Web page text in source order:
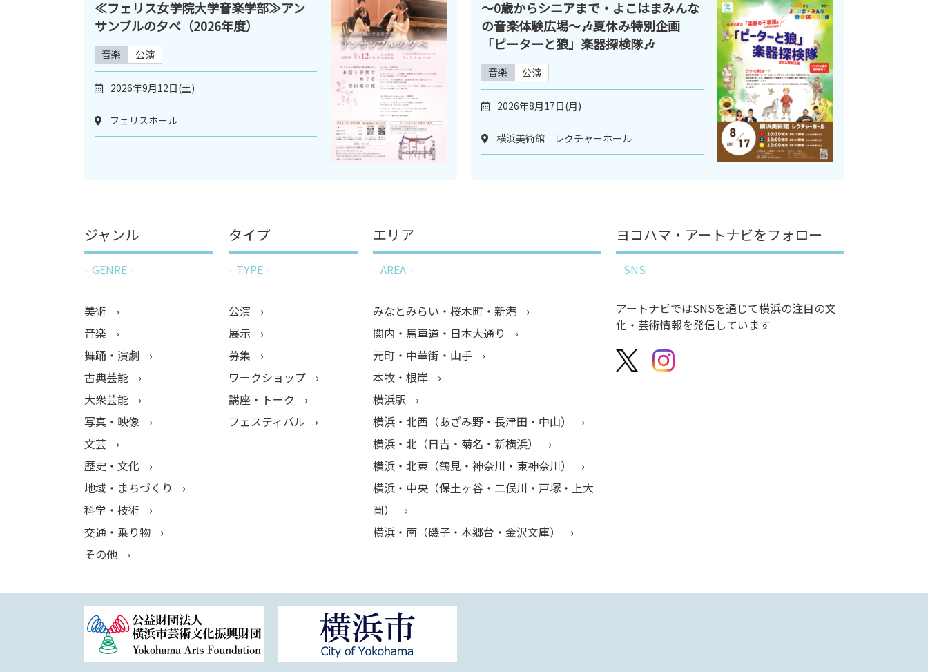
≪フェリス女学院大学音楽学部≫アン
サンブルの夕べ（2026年度）
音楽 公演
2026年9月12日(土)
フェリスホール
〜0歳からシニアまで・よこはまみんな
の音楽体験広場〜🎶夏休み特別企画
「ピーターと狼」楽器探検隊🎶
音楽 公演
2026年8月17日(月)
横浜美術館 レクチャーホール
ジャンル
GENRE
美術
音楽
舞踊・演劇
古典芸能
大衆芸能
写真・映像
文芸
歴史・文化
地域・まちづくり
科学・技術
交通・乗り物
その他
タイプ
TYPE
公演
展示
募集
ワークショップ
講座・トーク
フェスティバル
エリア
AREA
みなとみらい・桜木町・新港
関内・馬車道・日本大通り
元町・中華街・山手
本牧・根岸
横浜駅
横浜・北西（あざみ野・長津田・中山）
横浜・北（日吉・菊名・新横浜）
横浜・北東（鶴見・神奈川・東神奈川）
横浜・中央（保土ヶ谷・二俣川・戸塚・上大
岡）
横浜・南（磯子・本郷台・金沢文庫）
ヨコハマ・アートナビをフォロー
SNS
アートナビではSNSを通じて横浜の注目の文
化・芸術情報を発信しています